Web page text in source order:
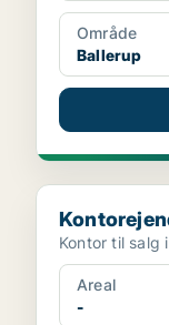
Område
Ballerup
Kontorejendom
Kontor til salg
Areal
-